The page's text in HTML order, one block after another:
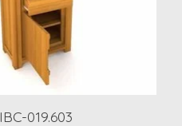
IBC-019.603